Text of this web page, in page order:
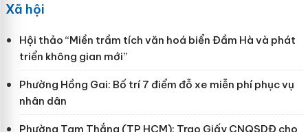
Xã hội
Hội thảo “Miền trầm tích văn hoá biển Đầm Hà và phát
triển không gian mới”
Phường Hồng Gai: Bố trí 7 điểm đỗ xe miễn phí phục vụ
nhân dân
Phường Tam Thắng (TP HCM): Trao Giấy CNQSDĐ cho